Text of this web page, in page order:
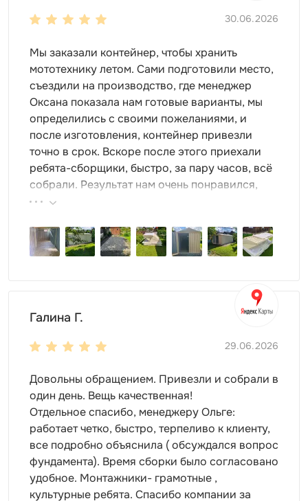
на даче;
возле собственного дома;
на строительном объекте.
Для небольшого склада используют металлические
контейнеры 2-3 м длиной. Плоская крыша - наиболее
практичный и экономичный вариант. Мы также
сможем установить склад с односкатной или
двускатной кровлей – в зависимости от ваших
предпочтений. В линейке компании представлены
модели с длиной корпуса до 7 м.
Для склада больше подойдет усиленная конструкция.
Дополнительные ребра жесткости делают контейнер
испортится. Подойдет для хранения тяжелого
оборудования.
Чем просторнее склад, тем больше пространства для
имущество:
инструменты;
строительные материалы;
оборудование;
технику;
хозяйственный инвентарь;
готовые изделия ;
30.06.2026
Мы заказали контейнер, чтобы хранить
мототехнику летом. Сами подготовили место,
съездили на производство, где менеджер
Оксана показала нам готовые варианты, мы
определились с своими пожеланиями, и
после изготовления, контейнер привезли
точно в срок. Вскоре после этого приехали
ребята-сборщики, быстро, за пару часов, всё
собрали. Результат нам очень понравился,
поэтому всем советуем эту фирму.
Галина Г.
29.06.2026
Довольны обращением. Привезли и собрали в
один день. Вещь качественная!
Отдельное спасибо, менеджеру Ольге:
работает четко, быстро, терпеливо к клиенту,
все подробно объяснила ( обсуждался вопрос
фундамента). Время сборки было согласовано
удобное. Монтажники- грамотные ,
культурные ребята. Спасибо компании за